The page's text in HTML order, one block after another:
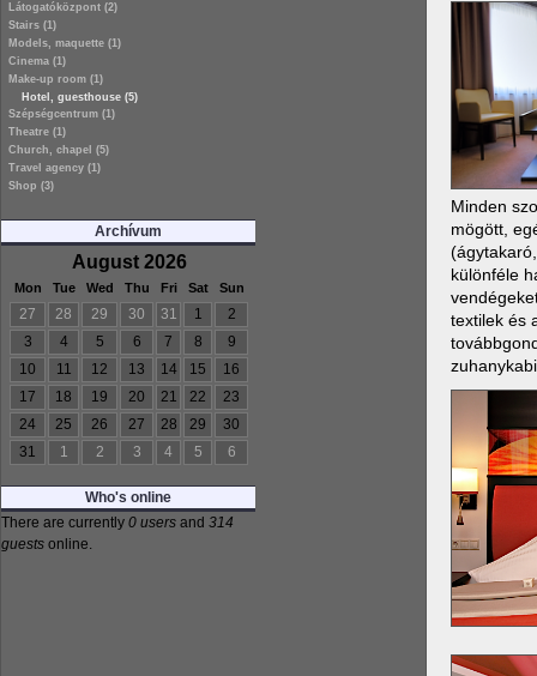
Látogatóközpont (2)
Stairs (1)
Models, maquette (1)
Cinema (1)
Make-up room (1)
Hotel, guesthouse (5)
Szépségcentrum (1)
Theatre (1)
Church, chapel (5)
Travel agency (1)
Shop (3)
Archívum
August 2026
Mon Tue Wed Thu Fri Sat Sun
27 28 29 30 31 1
2
3
4 5 6 7 8
9
10
11 12 13 14 15
16
17
18 19 20 21 22
23
24
25 26 27 28 29
30
31
1 2 3 4 5 6
Who's online
There are currently 0 users and 314
guests online.
Minden
mögött,
különféle
textilek és